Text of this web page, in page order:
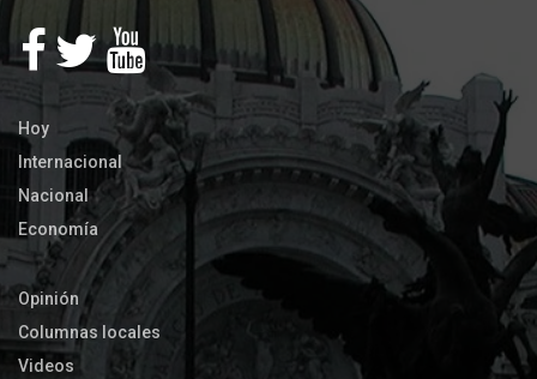
Hoy
Internacional
Nacional
Economía
Opinión
Columnas locales
Videos